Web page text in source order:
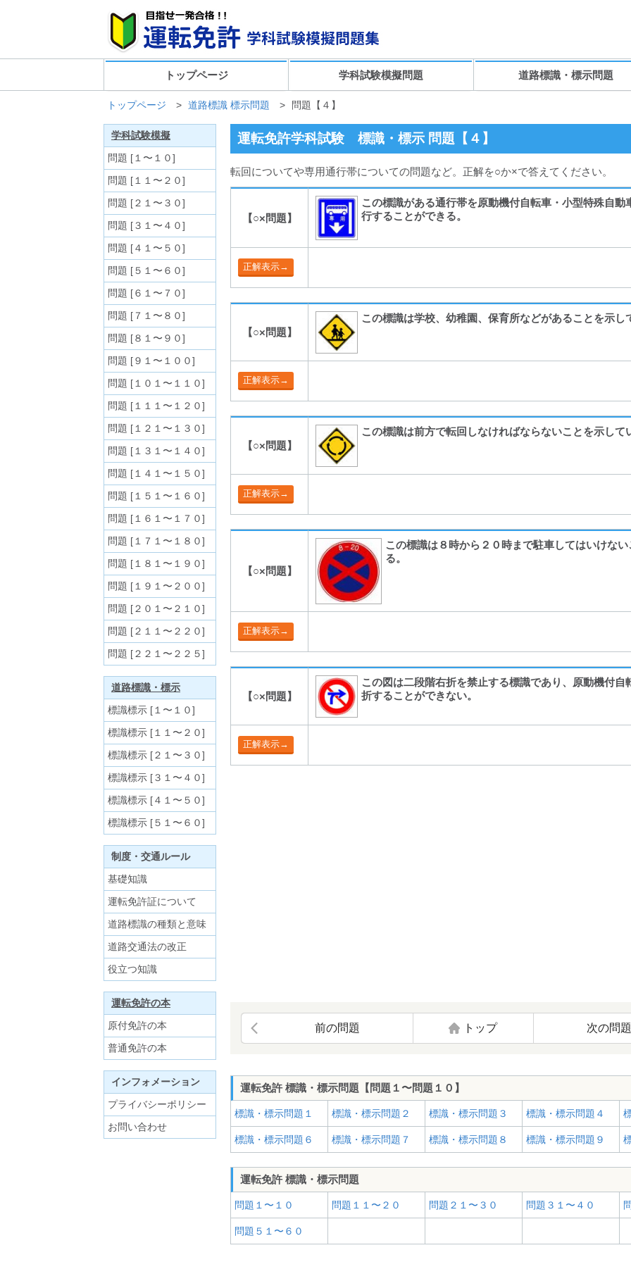
トップページ 学科試験模擬問題 道路標識・標示問題
トップページ > 道路標識 標示問題 > 問題【４】
運転免許学科試験 標識・標示 問題【４】
転回についてや専用通行帯についての問題など。正解を○か×で答えてください。
【○×問題】
この標識がある通行帯を原動機付自転車・小型特殊自動
行することができる。
【○×問題】
この標識は学校、幼稚園、保育所などがあることを示し
【○×問題】
この標識は前方で転回しなければならないことを示して
【○×問題】
この標識は８時から２０時まで駐車してはいけな
る。
【○×問題】
この図は二段階右折を禁止する標識であり、原動機付自
折することができない。
前の問題 トップ 次の問題
運転免許 標識・標示問題【問題１〜問題１０】
標識・標示問題１ 標識・標示問題２ 標識・標示問題３ 標識・標示問題４
標識・標示問題６ 標識・標示問題７ 標識・標示問題８ 標識・標示問題９
運転免許 標識・標示問題
問題１〜１０ 問題１１〜２０ 問題２１〜３０ 問題３１〜４０
問題５１〜６０
学科試験模擬
問題 [１〜１０]
問題 [１１〜２０]
問題 [２１〜３０]
問題 [３１〜４０]
問題 [４１〜５０]
問題 [５１〜６０]
問題 [６１〜７０]
問題 [７１〜８０]
問題 [８１〜９０]
問題 [９１〜１００]
問題 [１０１〜１１０]
問題 [１１１〜１２０]
問題 [１２１〜１３０]
問題 [１３１〜１４０]
問題 [１４１〜１５０]
問題 [１５１〜１６０]
問題 [１６１〜１７０]
問題 [１７１〜１８０]
問題 [１８１〜１９０]
問題 [１９１〜２００]
問題 [２０１〜２１０]
問題 [２１１〜２２０]
問題 [２２１〜２２５]
道路標識・標示
標識標示 [１〜１０]
標識標示 [１１〜２０]
標識標示 [２１〜３０]
標識標示 [３１〜４０]
標識標示 [４１〜５０]
標識標示 [５１〜６０]
制度・交通ルール
基礎知識
運転免許証について
道路標識の種類と意味
道路交通法の改正
役立つ知識
運転免許の本
原付免許の本
普通免許の本
インフォメーション
プライバシーポリシー
お問い合わせ